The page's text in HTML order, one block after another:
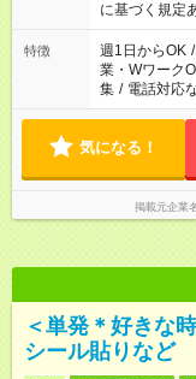
に基づく規定
特徴 週1日からOK /
業・Wワーク
集 / 電話対応
気になる！
掲載元企業
＜単発＊好きな
シール貼りなど